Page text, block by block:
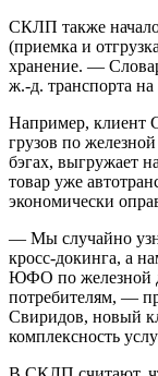
СКЛП также начало
(приемка и
хранение. —
ж.-д. транспорта
Например, клиент
грузов по
бэгах, выгружает
товар уже
экономически
— Мы случайно
кросс-докинга, а
ЮФО по железной
потребителям, —
Свиридов, новый
комплексность